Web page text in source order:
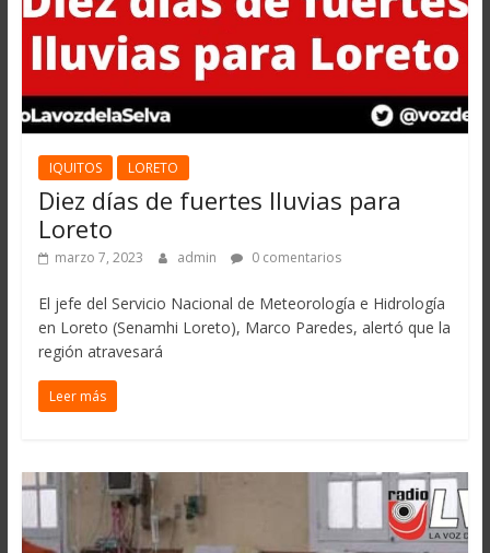
IQUITOS LORETO
Diez días de fuertes lluvias para
Loreto
marzo 7, 2023 admin 0 comentarios
El jefe del Servicio Nacional de Meteorología e Hidrología
en Loreto (Senamhi Loreto), Marco Paredes, alertó que la
región atravesará
Leer más